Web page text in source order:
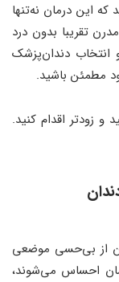
این درمان نه‌تنها
تقریبا بدون درد
انتخاب دندان‌پزشک
مطمئن باشید.
و زودتر اقدام کنید.
از بی‌حسی موضعی
احساس می‌شوند،